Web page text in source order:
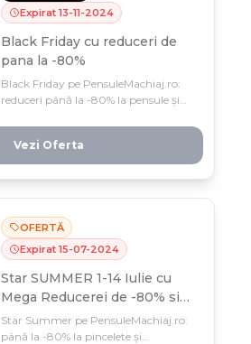
Expirat 13-11-2024
Black Friday cu reduceri de
pana la -80%
Black Friday pe PensuleMachiaj.ro:
reduceri până la -80% la pensule și
din 1-14 noiembrie 2024 – profită
acum de cele mai mari discounturi
ale anului.
Vezi Oferta
OFERTĂ
Expirat 15-07-2024
Star SUMMER 1-14 Iulie cu
Mega Reducerei de -80% si
Celebrity Beauty Bag Gratuit.
Star Summer pe PensuleMachiaj.ro:
până la -80% la pincelete și